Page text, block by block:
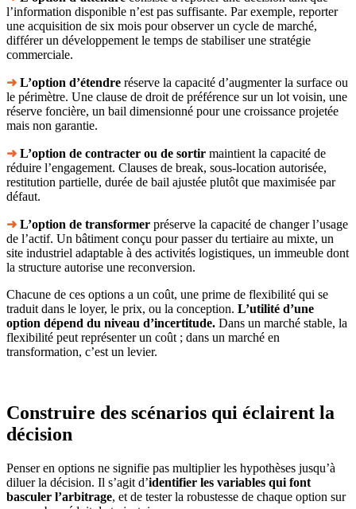
l’information disponible n’est pas suffisante. Par exemple, reporter
une acquisition de six mois pour observer un cycle de marché,
différer un développement le temps de stabiliser une stratégie
commerciale.
➜ L’option d’étendre réserve la capacité d’augmenter la surface ou
le périmètre. Une clause de droit de préférence sur un lot voisin, une
réserve foncière, un bail dimensionné pour une croissance projetée
mais non garantie.
➜ L’option de contracter ou de sortir maintient la capacité de
réduire l’engagement. Clauses de break, sous-location autorisée,
restitution partielle, durée de bail ajustée plutôt que maximisée par
défaut.
➜ L’option de transformer préserve la capacité de changer l’usage
de l’actif. Un bâtiment conçu pour passer du tertiaire au mixte, un
site industriel adaptable à des activités logistiques, un immeuble dont
la structure autorise une reconversion.
Chacune de ces options a un coût, une prime de flexibilité qui se
traduit dans le loyer, le prix, ou la conception. L’utilité d’une
option dépend du niveau d’incertitude. Dans un marché stable, la
flexibilité peut représenter un coût ; dans un marché en
transformation, c’est un levier.
Construire des scénarios qui éclairent la
décision
Penser en options ne signifie pas multiplier les hypothèses jusqu’à
diluer la décision. Il s’agit d’identifier les variables qui font
basculer l’arbitrage, et de tester la robustesse de chaque option sur